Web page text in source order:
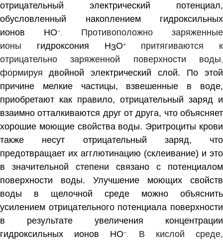
отрицательный
электрический потенциал,
обусловленный накоплением гидроксильных
ионов
HO−
Противоположно заряженные
ионы
гидроксония H3O+
притягиваются к
отрицательно заряженной поверхности воды
формируя двойной электрический слой. По этой
причине мелкие частицы, взвешенные в воде,
приобретают как правило, отрицательный заряд и
взаимно отталкиваются друг от друга, что объясняет
хорошие моющие свойства воды. Эритроциты крови
также несут отрицательный заряд, что
предотвращает их агглютинацию (склеивание) и это
в значительной степени связано с потенциалом
поверхности воды. Улучшение моющих свойств
воды в щелочной среде можно объяснить
усилением отрицательного потенциала поверхности
в результате увеличения концентрации
гидроксильных ионов
HO−
В кислой среде,